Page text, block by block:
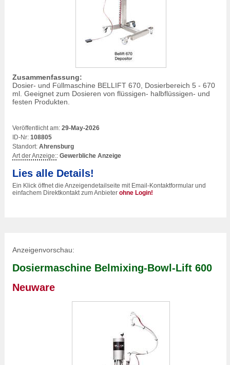
Zusammenfassung:
Dosier- und Füllmaschine BELLIFT 670, Dosierbereich 5 - 670
ml. Geeignet zum Dosieren von flüssigen- halbflüssigen- und
festen Produkten.
Veröffentlicht am: 29-May-2026
ID-Nr: 108805
Standort: Ahrensburg
Art der Anzeige:: Gewerbliche Anzeige
Lies alle Details!
Ein Klick öffnet die Anzeigendetailseite mit Email-Kontaktformular und
einfachem Direktkontakt zum Anbieter ohne Login!
Anzeigenvorschau:
Dosiermaschine Belmixing-Bowl-Lift 600
Neuware